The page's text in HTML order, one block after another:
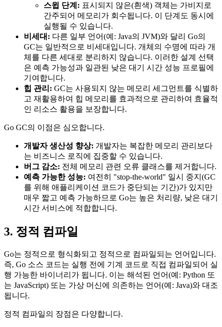
스윕 단계: 표시되지 않은(흰색) 객체는 가비지로
간주되어 메모리가 회수됩니다. 이 단계도 동시에
실행될 수 있습니다.
비세대: 다른 일부 언어(예: Java의 JVM)와 달리 Go의
GC는 일반적으로 비세대입니다. 개체의 수명에 따라 개
체를 다른 세대로 분리하지 않습니다. 이러한 설계 선택
은 예측 가능성과 일관된 낮은 대기 시간 성능 프로필에
기여합니다.
힙 관리: GC는 사용되지 않는 메모리 세그먼트를 식별하
고 재활용하여 힙 메모리를 효과적으로 관리하여 효율적
인 리소스 활용을 보장합니다.
Go GC의 이점은 심오합니다.
개발자 생산성 향상: 개발자는 복잡한 메모리 관리보다
는 비즈니스 로직에 집중할 수 있습니다.
버그 감소: 전체 메모리 관련 오류 클래스를 제거합니다.
예측 가능한 성능: 여전히 "stop-the-world" 일시 중지(GC
를 위해 애플리케이션 코드가 중단되는 기간)가 있지만
매우 짧고 예측 가능하므로 Go는 높은 처리량, 낮은 대기
시간 서비스에 적합합니다.
3. 정적 컴파일
Go는 정적으로 형식화되고 정적으로 컴파일되는 언어입니다.
즉, Go 소스 코드는 실행 전에 기계 코드로 직접 컴파일되어 실
행 가능한 바이너리가 됩니다. 이는 해석된 언어(예: Python 또
는 JavaScript) 또는 가상 머신에 의존하는 언어(예: Java)와 대조
됩니다.
정적 컴파일의 장점은 다양합니다.